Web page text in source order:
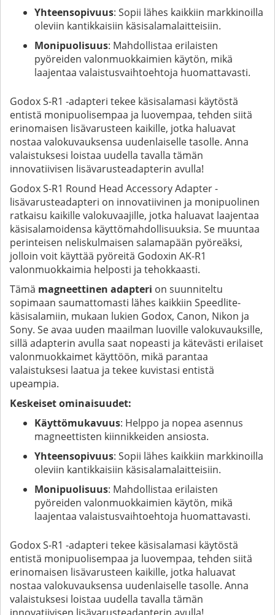
Yhteensopivuus: Sopii lähes kaikkiin markkinoilla
oleviin kantikkaisiin käsisalamalaitteisiin.
Monipuolisuus: Mahdollistaa erilaisten
pyöreiden valonmuokkaimien käytön, mikä
laajentaa valaistusvaihtoehtoja huomattavasti.
Godox S-R1 -adapteri tekee käsisalamasi käytöstä
entistä monipuolisempaa ja luovempaa, tehden siitä
erinomaisen lisävarusteen kaikille, jotka haluavat
nostaa valokuvauksensa uudenlaiselle tasolle. Anna
valaistuksesi loistaa uudella tavalla tämän
innovatiivisen lisävarusteadapterin avulla!
Godox S-R1 Round Head Accessory Adapter -
lisävarusteadapteri on innovatiivinen ja monipuolinen
ratkaisu kaikille valokuvaajille, jotka haluavat laajentaa
käsisalamoidensa käyttömahdollisuuksia. Se muuntaa
perinteisen neliskulmaisen salamapään pyöreäksi,
jolloin voit käyttää pyöreitä Godoxin AK-R1
valonmuokkaimia helposti ja tehokkaasti.
Tämä magneettinen adapteri on suunniteltu
sopimaan saumattomasti lähes kaikkiin Speedlite-
käsisalamiin, mukaan lukien Godox, Canon, Nikon ja
Sony. Se avaa uuden maailman luoville valokuvauksille,
sillä adapterin avulla saat nopeasti ja kätevästi erilaiset
valonmuokkaimet käyttöön, mikä parantaa
valaistuksesi laatua ja tekee kuvistasi entistä
upeampia.
Keskeiset ominaisuudet:
Käyttömukavuus: Helppo ja nopea asennus
magneettisten kiinnikkeiden ansiosta.
Yhteensopivuus: Sopii lähes kaikkiin markkinoilla
oleviin kantikkaisiin käsisalamalaitteisiin.
Monipuolisuus: Mahdollistaa erilaisten
pyöreiden valonmuokkaimien käytön, mikä
laajentaa valaistusvaihtoehtoja huomattavasti.
Godox S-R1 -adapteri tekee käsisalamasi käytöstä
entistä monipuolisempaa ja luovempaa, tehden siitä
erinomaisen lisävarusteen kaikille, jotka haluavat
nostaa valokuvauksensa uudenlaiselle tasolle. Anna
valaistuksesi loistaa uudella tavalla tämän
innovatiivisen lisävarusteadapterin avulla!